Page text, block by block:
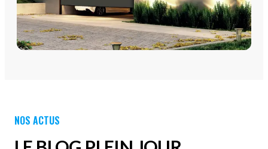
Découvrez nos portes de garage sectionnelles, basculantes
NOS ACTUS